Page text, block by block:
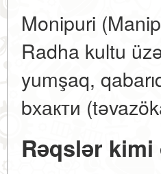
Monipuri
Radha kultu
yumşaq,
bхакти
Rəqslər